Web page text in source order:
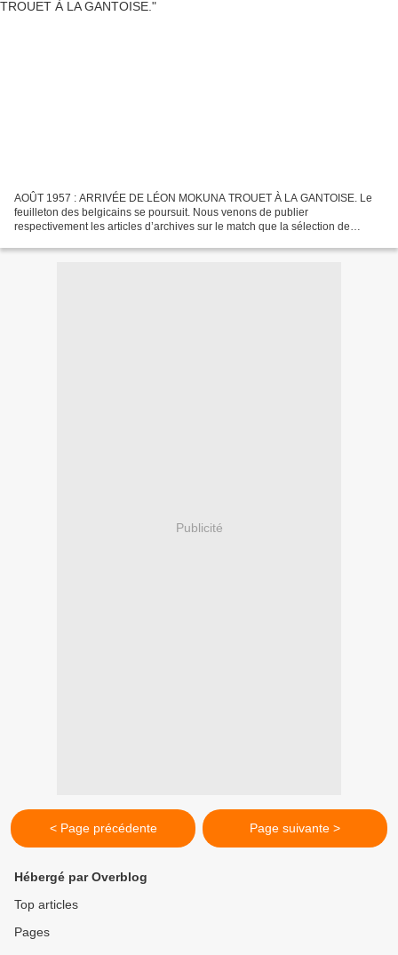
AOÛT 1957 : ARRIVÉE DE LÉON MOKUNA TROUET À LA GANTOISE. Le
feuilleton des belgicains se poursuit. Nous venons de publier
respectivement les articles d’archives sur le match que la sélection de
Publicité
< Page précédente Page suivante >
Hébergé par Overblog
Top articles
Pages